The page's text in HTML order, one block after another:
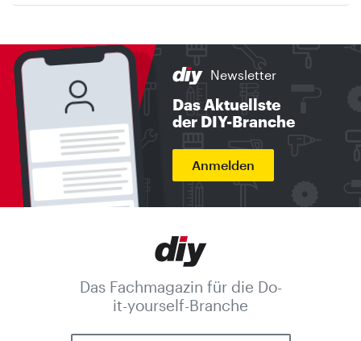
Newsletter
Das Aktuellste
der DIY-Branche
Anmelden
Das Fachmagazin für die Do-
it-yourself-Branche